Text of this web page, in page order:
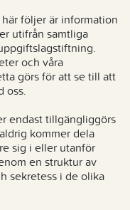
följer är information
utifrån samtliga
och våra
görs för att se till att
oss.
endast tillgängliggörs
kommer dela
sig i eller utanför
en struktur av
sekretess i de olika